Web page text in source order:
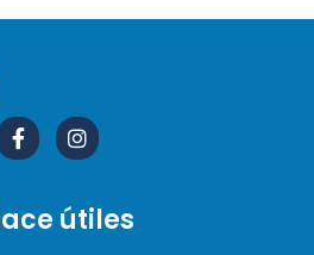
útiles